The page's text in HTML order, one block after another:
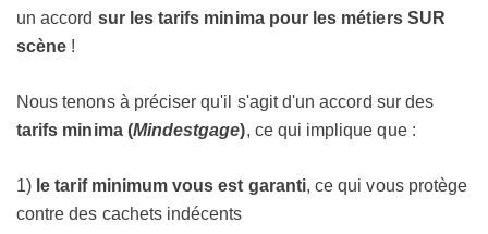
un accord sur les tarifs minima pour les métiers SUR
scène !
Nous tenons à préciser qu'il s'agit d'un accord sur des
tarifs minima (Mindestgage), ce qui implique que :
1) le tarif minimum vous est garanti, ce qui vous protège
contre des cachets indécents